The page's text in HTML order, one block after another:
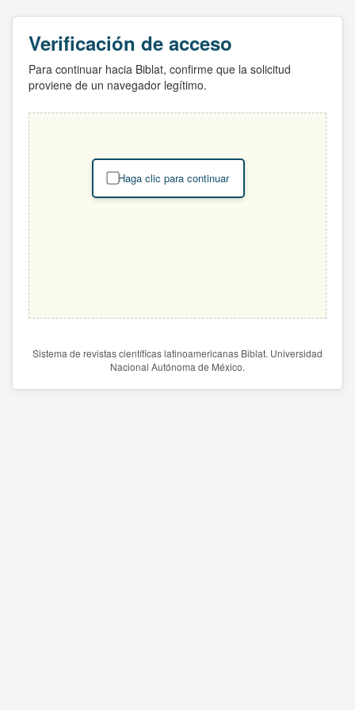
Verificación de acceso
Para continuar hacia Biblat, confirme que la solicitud
proviene de un navegador legítimo.
Haga clic para continuar
Sistema de revistas científicas latinoamericanas Biblat. Universidad
Nacional Autónoma de México.